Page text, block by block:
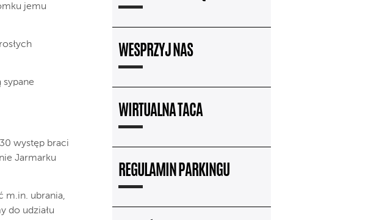
jemu
sypane
występ braci
Jarmarku
m.in. ubrania,
do udziału
WESPRZYJ NAS
WIRTUALNA TACA
REGULAMIN PARKINGU